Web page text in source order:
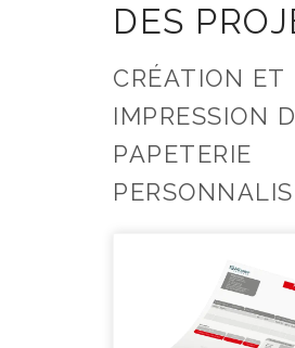
DES
CRÉATION ET
IMPRESSION
PAPETERIE